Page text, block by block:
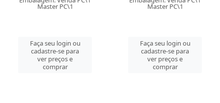
Master PC\1
Faça seu login ou
cadastre-se para
ver preços e
comprar
Master PC\1
Faça seu login ou
cadastre-se para
ver preços e
comprar